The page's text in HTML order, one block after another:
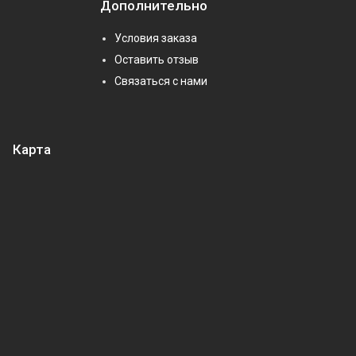
Дополнительно
Условия заказа
Оставить отзыв
Связаться с нами
Карта